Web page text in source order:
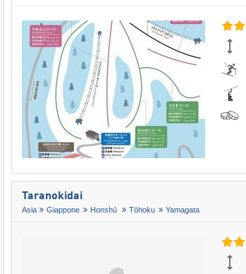
Taranokidai
Asia Giappone Honshū Tōhoku Yamagata